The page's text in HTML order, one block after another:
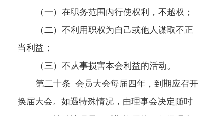
（一）在职务范围内行使权利，不越权；
（二）不利用职权为自己或他人谋取不正
当利益；
（三）不从事损害本会利益的活动。
第二十条 会员大会每届四年，到期应召开
换届大会。如遇特殊情况，由理事会决定随时